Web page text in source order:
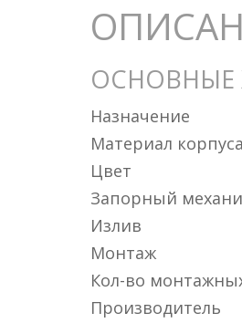
ОСНОВНЫЕ
Назначение
Материал корпуса
Цвет
Запорный
Излив
Монтаж
Кол-во
Производитель